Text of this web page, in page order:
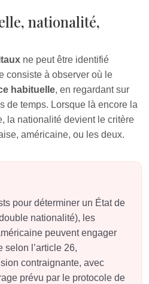
nationalité,
ne peut être identifié
consiste à observer où le
habituelle, en regardant sur
de temps. Lorsque là encore la
la nationalité devient le critère
américaine, ou les deux.
pour déterminer un État de
nationalité), les
peuvent engager
selon l’article 26,
contraignante, avec
prévu par le protocole de